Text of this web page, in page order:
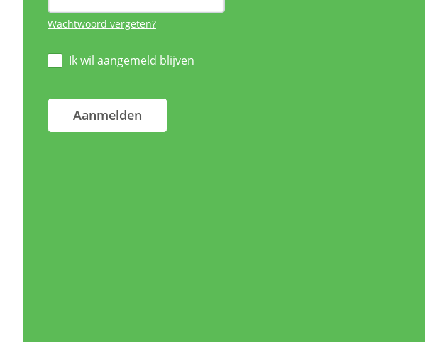
Wachtwoord vergeten?
Ik wil aangemeld blijven
Aanmelden